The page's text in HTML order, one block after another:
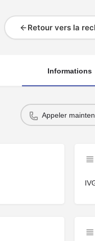
Retour vers la
Informations
Appeler